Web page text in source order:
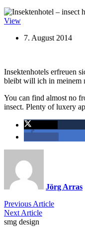
View
7. August 2014
Insektenhotels erfreuen
bleibt will ich in meinem
You can find almost no
insect. Plenty of luxery
Jörg Arras
Previous Article
Next Article
smg design